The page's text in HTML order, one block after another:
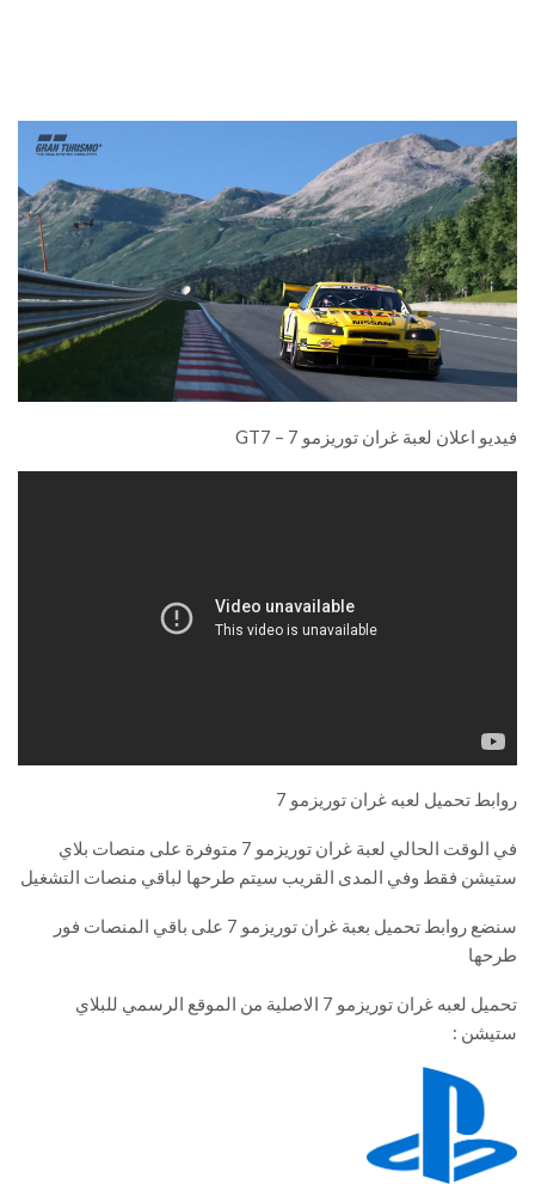
فيديو اعلان لعبة غران توريزمو 7 – GT7
روابط تحميل لعبه غران توريزمو 7
في الوقت الحالي لعبة غران توريزمو 7 متوفرة على منصات بلاي
ستيشن فقط وفي المدى القريب سيتم طرحها لباقي منصات التشغيل
سنضع روابط تحميل بعبة غران توريزمو 7 على باقي المنصات فور
طرحها
تحميل لعبه غران توريزمو 7 الاصلية من الموقع الرسمي للبلاي
ستيشن :